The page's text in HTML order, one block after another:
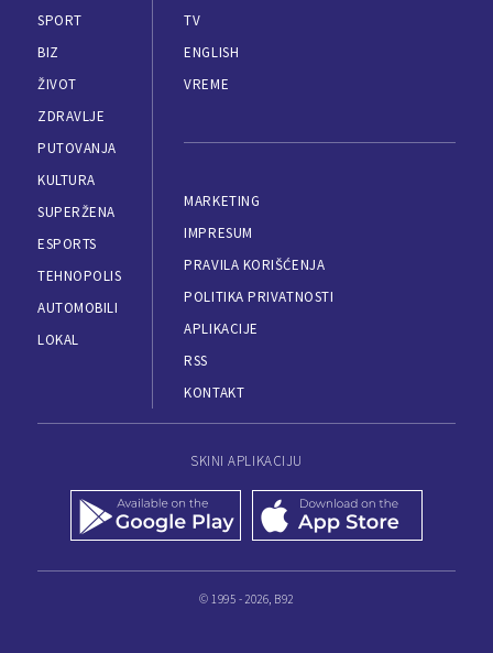
SPORT
BIZ
ŽIVOT
ZDRAVLJE
PUTOVANJA
KULTURA
SUPERŽENA
ESPORTS
TEHNOPOLIS
AUTOMOBILI
LOKAL
TV
ENGLISH
VREME
MARKETING
IMPRESUM
PRAVILA KORIŠĆENJA
POLITIKA PRIVATNOSTI
APLIKACIJE
RSS
KONTAKT
SKINI APLIKACIJU
© 1995 - 2026, B92